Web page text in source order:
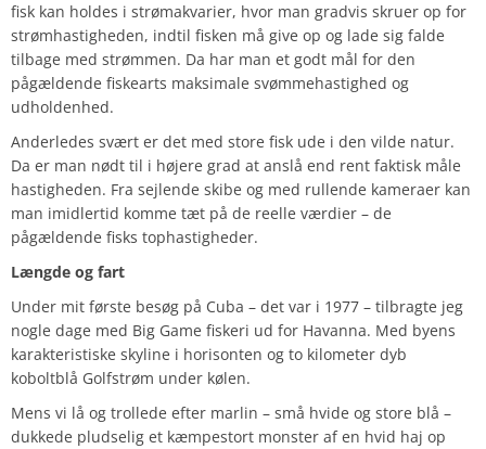
fisk kan holdes i strømakvarier, hvor man gradvis skruer op for
strømhastigheden, indtil fisken må give op og lade sig falde
tilbage med strømmen. Da har man et godt mål for den
pågældende fiskearts maksimale svømmehastighed og
udholdenhed.
Anderledes svært er det med store fisk ude i den vilde natur.
Da er man nødt til i højere grad at anslå end rent faktisk måle
hastigheden. Fra sejlende skibe og med rullende kameraer kan
man imidlertid komme tæt på de reelle værdier – de
pågældende fisks tophastigheder.
Længde og fart
Under mit første besøg på Cuba – det var i 1977 – tilbragte jeg
nogle dage med Big Game fiskeri ud for Havanna. Med byens
karakteristiske skyline i horisonten og to kilometer dyb
koboltblå Golfstrøm under kølen.
Mens vi lå og trollede efter marlin – små hvide og store blå –
dukkede pludselig et kæmpestort monster af en hvid haj op